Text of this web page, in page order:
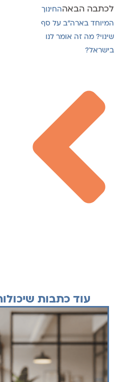
לכתבה הבאההחינוך
המיוחד בארה"ב על סף
שינוי? מה זה אומר לנו
בישראל?
עוד כתבות